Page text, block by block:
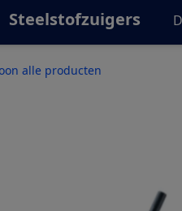
Steelstofzuigers
alle producten